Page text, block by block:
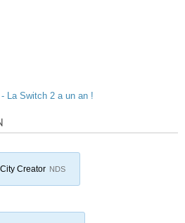
La Switch 2 a un an !
Creator NDS